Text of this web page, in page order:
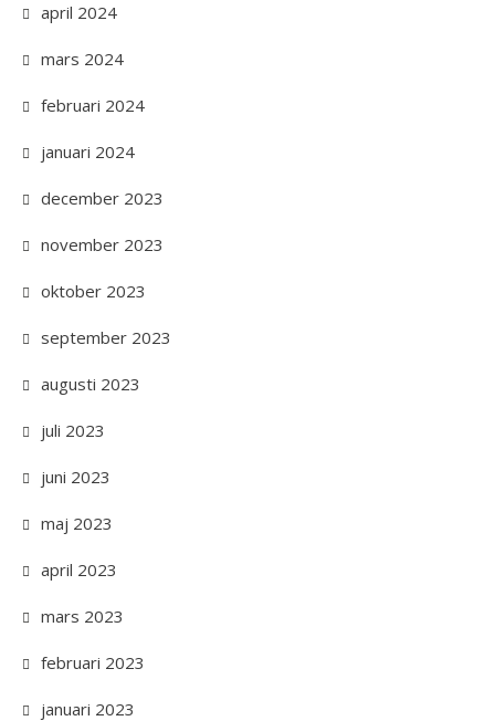
april 2024
mars 2024
februari 2024
januari 2024
december 2023
november 2023
oktober 2023
september 2023
augusti 2023
juli 2023
juni 2023
maj 2023
april 2023
mars 2023
februari 2023
januari 2023